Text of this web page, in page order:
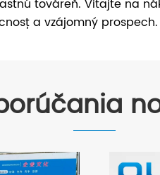
továreň. Vitajte na
a vzájomný prospech.